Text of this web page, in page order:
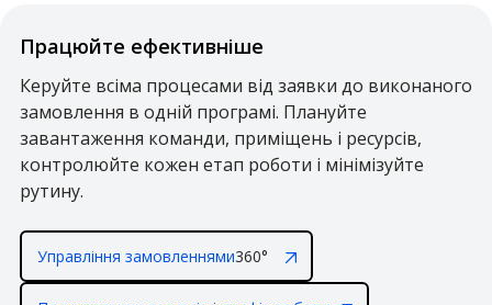
Працюйте ефективніше
Керуйте всіма процесами від заявки до виконаного
замовлення в одній програмі. Плануйте
завантаження команди, приміщень і ресурсів,
контролюйте кожен етап роботи і мінімізуйте
рутину.
Управління замовленнями360°